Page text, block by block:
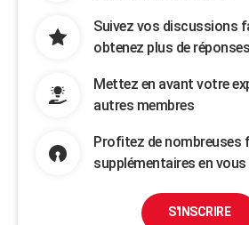
Suivez vos discussions
obtenez plus de réponses
Mettez en avant votre
autres membres
Profitez de
supplémentaires en
S'INSCRIRE